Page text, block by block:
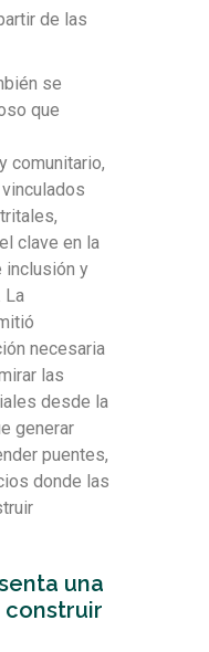
de las
se
que
comunitario,
clave en la
inclusión y
La
necesaria
las
desde la
generar
puentes,
donde las
una
construir